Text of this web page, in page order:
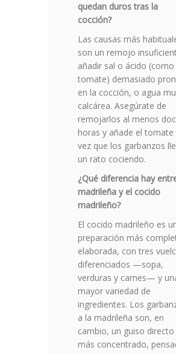
quedan duros tras la
cocción?
Las causas más
son un remojo
añadir sal o ácido (como
tomate) demasiado
en la cocción, o agua
calcárea. Asegúrate de
remojarlos al menos
horas y añade el tomate
vez que los garbanzos
un rato cociendo.
¿Qué diferencia hay
madrileña y el cocido
madrileño?
El cocido madrileño es
preparación más
elaborada, con tres
diferenciados —sopa,
verduras y carnes— y
mayor variedad de
ingredientes. Los
a la madrileña son, en
cambio, un guiso directo
más concentrado,